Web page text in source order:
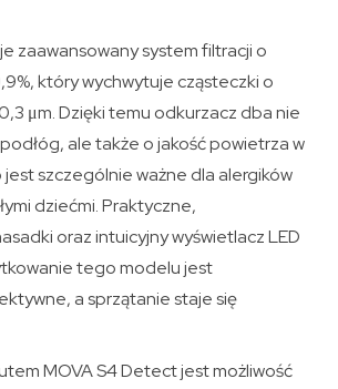
zaawansowany system filtracji o
który wychwytuje cząsteczki o
μm. Dzięki temu odkurzacz dba nie
ale także o jakość powietrza w
szczególnie ważne dla alergików
dziećmi. Praktyczne,
oraz intuicyjny wyświetlacz LED
tego modelu jest
a sprzątanie staje się
MOVA S4 Detect jest możliwość